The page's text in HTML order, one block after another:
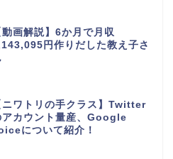
動画解説】6か月で月収
円作りだした教え子さ
ニワトリの手クラス】Twitter
アカウント量産、Google
について紹介！